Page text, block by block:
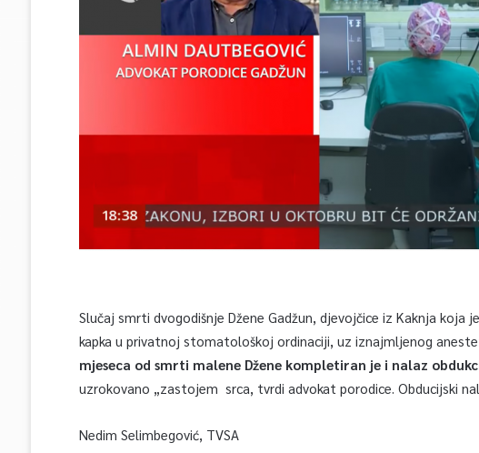
Slučaj smrti dvogodišnje Džene Gadžun, djevojčice iz Kaknja
kapka u privatnoj stomatološkoj ordinaciji, uz iznajmljenog
mjeseca od smrti malene Džene kompletiran je i nalaz
uzrokovano „zastojem srca, tvrdi advokat porodice. Obducijski
Nedim Selimbegović, TVSA